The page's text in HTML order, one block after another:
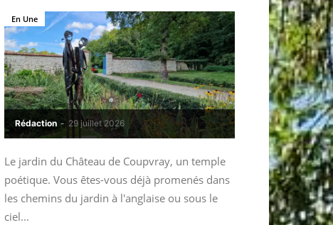
Rédaction - 29 juillet 2026
En Une
Le jardin du Château de Coupvray, un temple
poétique. Vous êtes-vous déjà promenés dans
les chemins du jardin à l'anglaise ou sous le
ciel...